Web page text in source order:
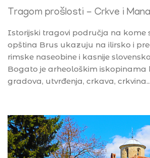
Tragom prošlosti - Crkve i
Istorijski tragovi područja na kome
opština Brus ukazuju na ilirsko i
rimske naseobine i kasnije
Bogato je arheološkim iskopinama
gradova, utvrđenja, crkava, crkvina...